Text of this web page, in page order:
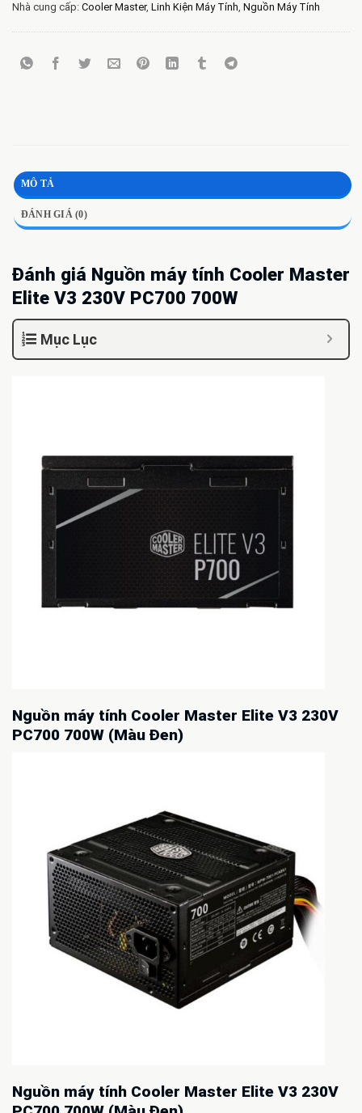
Nhà cung cấp: Cooler Master, Linh Kiện Máy Tính, Nguồn Máy Tính
MÔ TẢ
ĐÁNH GIÁ (0)
Đánh giá Nguồn máy tính Cooler Master
Elite V3 230V PC700 700W
Mục Lục
Nguồn máy tính Cooler Master Elite V3 230V
PC700 700W (Màu Đen)
Nguồn máy tính Cooler Master Elite V3 230V